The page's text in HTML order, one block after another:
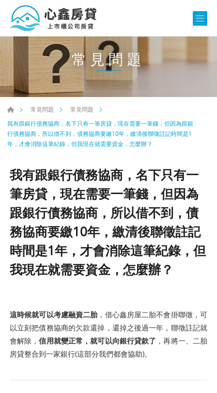
常見問題
常見問題
常見問題
我有跟銀行債務協商，名下只有一筆房貸，現在需要一筆錢，但因為跟銀
行債務協商，所以借不到，債務協商要繳10年，繳清後聯徵註記時間是1
年，才會消除這筆紀錄，但我現在就需要資金，怎麼辦？
我有跟銀行債務協商，名下只有一
筆房貸，現在需要一筆錢，但因為
跟銀行債務協商，所以借不到，債
務協商要繳10年，繳清後聯徵註記
時間是1年，才會消除這筆紀錄，但
我現在就需要資金，怎麼辦？
這時候就可以考慮融資二胎，借心鑫房屋二胎不會掛聯徵，可
以立刻把債務協商的欠款還掉，還掉之後過一年，聯徵註記就
會解除，信用就變正常，就可以向銀行貸款了 ，再將一、二胎
房貸整合到一家銀行(這部分我們都會協助)。